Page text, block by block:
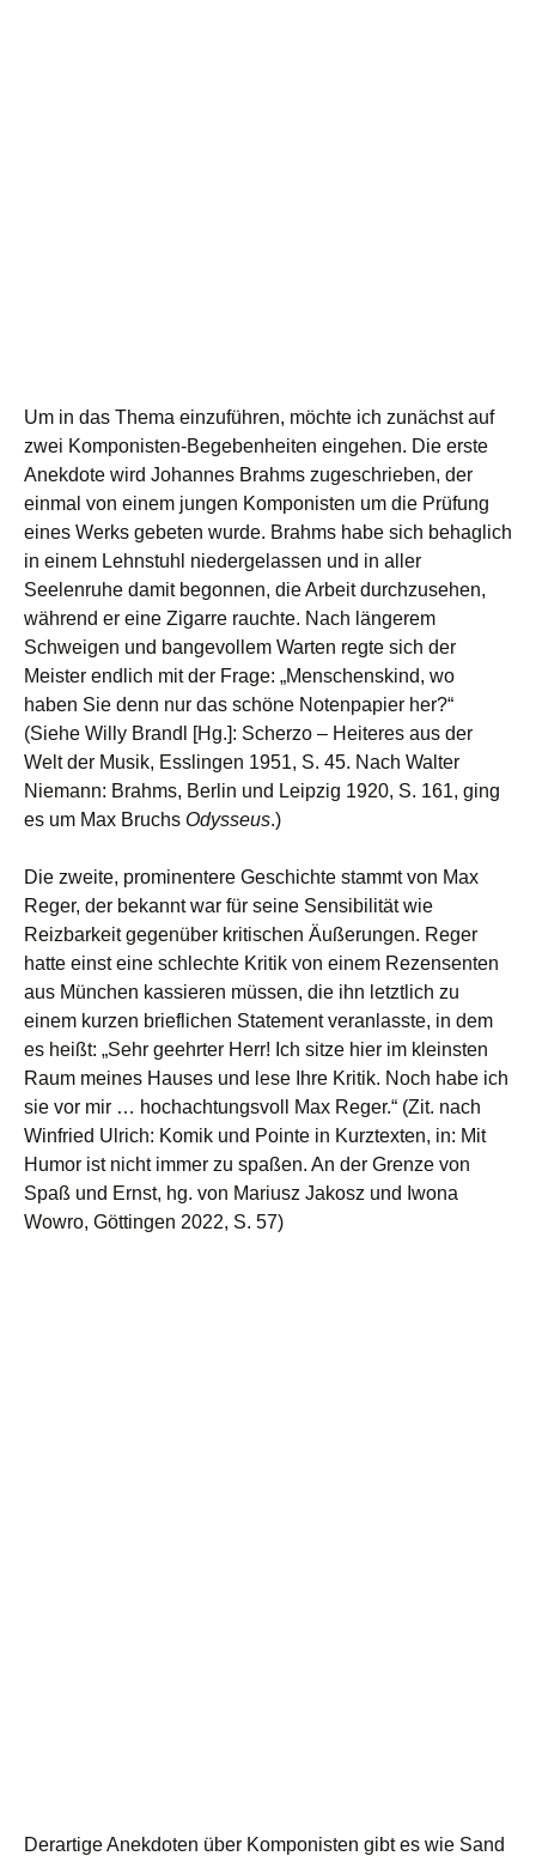
Um in das Thema einzuführen, möchte ich zunächst auf
zwei Komponisten-Begebenheiten eingehen. Die erste
Anekdote wird Johannes Brahms zugeschrieben, der
einmal von einem jungen Komponisten um die Prüfung
eines Werks gebeten wurde. Brahms habe sich behaglich
in einem Lehnstuhl niedergelassen und in aller
Seelenruhe damit begonnen, die Arbeit durchzusehen,
während er eine Zigarre rauchte. Nach längerem
Schweigen und bangevollem Warten regte sich der
Meister endlich mit der Frage: „Menschenskind, wo
haben Sie denn nur das schöne Notenpapier her?“
(Siehe Willy Brandl [Hg.]: Scherzo – Heiteres aus der
Welt der Musik, Esslingen 1951, S. 45. Nach Walter
Niemann: Brahms, Berlin und Leipzig 1920, S. 161, ging
es um Max Bruchs Odysseus.)
Die zweite, prominentere Geschichte stammt von Max
Reger, der bekannt war für seine Sensibilität wie
Reizbarkeit gegenüber kritischen Äußerungen. Reger
hatte einst eine schlechte Kritik von einem Rezensenten
aus München kassieren müssen, die ihn letztlich zu
einem kurzen brieflichen Statement veranlasste, in dem
es heißt: „Sehr geehrter Herr! Ich sitze hier im kleinsten
Raum meines Hauses und lese Ihre Kritik. Noch habe ich
sie vor mir … hochachtungsvoll Max Reger.“ (Zit. nach
Winfried Ulrich: Komik und Pointe in Kurztexten, in: Mit
Humor ist nicht immer zu spaßen. An der Grenze von
Spaß und Ernst, hg. von Mariusz Jakosz und Iwona
Wowro, Göttingen 2022, S. 57)
Derartige Anekdoten über Komponisten gibt es wie Sand